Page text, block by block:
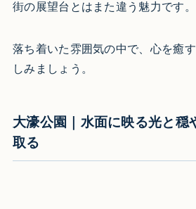
街の展望台とはまた違う魅力です。
落ち着いた雰囲気の中で、心を癒
しみましょう。
大濠公園｜水面に映る光と穏
取る